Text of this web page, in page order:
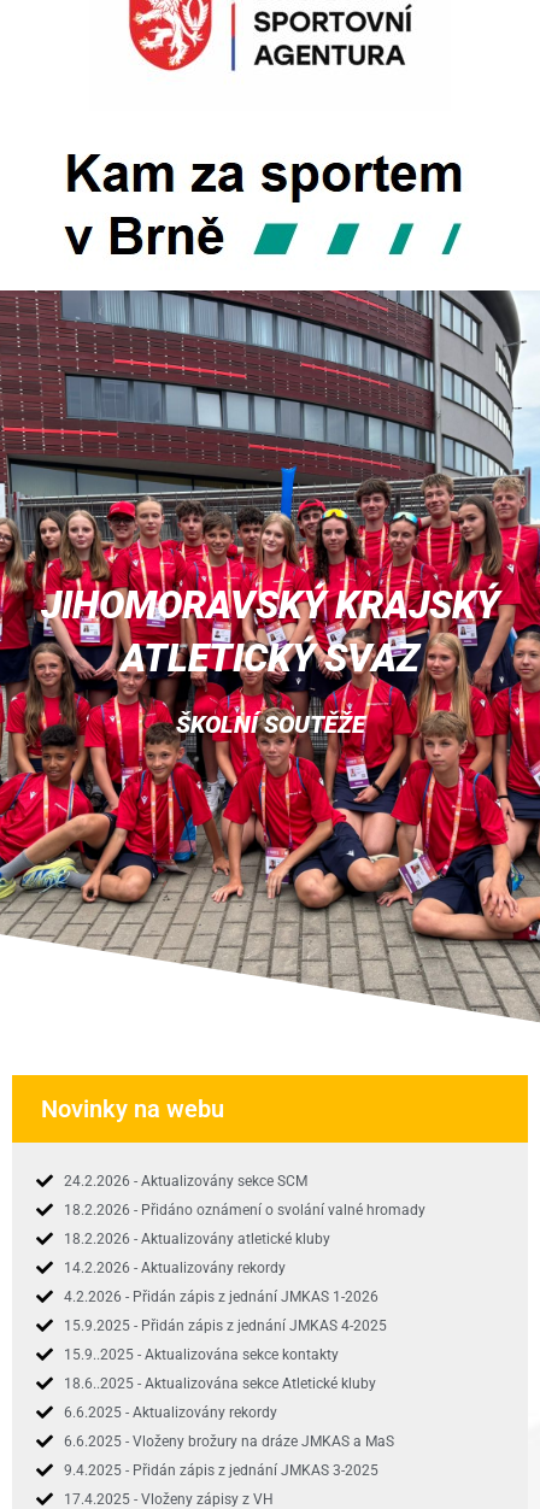
JIHOMORAVSKÝ KRAJSKÝ
ATLETICKÝ SVAZ
ŠKOLNÍ SOUTĚŽE
Novinky na webu
24.2.2026 - Aktualizovány sekce SCM
18.2.2026 - Přidáno oznámení o svolání valné hromady
18.2.2026 - Aktualizovány atletické kluby
14.2.2026 - Aktualizovány rekordy
4.2.2026 - Přidán zápis z jednání JMKAS 1-2026
15.9.2025 - Přidán zápis z jednání JMKAS 4-2025
15.9..2025 - Aktualizována sekce kontakty
18.6..2025 - Aktualizována sekce Atletické kluby
6.6.2025 - Aktualizovány rekordy
6.6.2025 - Vloženy brožury na dráze JMKAS a MaS
9.4.2025 - Přidán zápis z jednání JMKAS 3-2025
17.4.2025 - Vloženy zápisy z VH